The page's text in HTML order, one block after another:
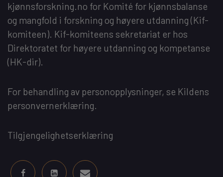
kjønnsforskning.no for Komité for kjønnsbalanse
og mangfold i forskning og høyere utdanning(Kif-
komiteen). Kif-komiteens sekretariat er hos
Direktoratet for høyere utdanning og kompetanse
(HK-dir).
For behandling av personopplysninger, se Kildens
personvernerklæring.
Tilgjengelighetserklæring